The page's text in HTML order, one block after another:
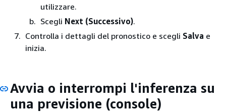
utilizzare.
Scegli Next (Successivo).
Controlla i dettagli del pronostico e scegli Salva e
inizia.
Avvia o interrompi l'inferenza su
una previsione (console)